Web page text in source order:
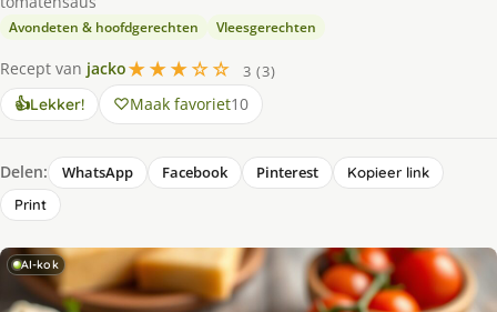
Avondeten & hoofdgerechten Vleesgerechten
Recept van jacko★★★☆☆
3 (3)
👍Lekker! Maak favoriet10
Delen: WhatsApp Facebook Pinterest
Kopieer link
Print
AI-kok